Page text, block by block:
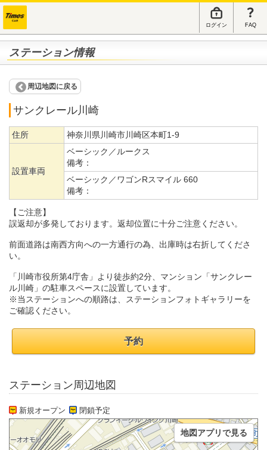
ログイン FAQ
ステーション情報
周辺地図に戻る
サンクレール川崎
住所 神奈川県川崎市川崎区本町1-9
設置車両
ベーシック／ルークス
備考：
ベーシック／ワゴンRスマイル 660
備考：
【ご注意】
誤返却が多発しております。返却位置に十分ご注意ください。
前面道路は南西方向への一方通行の為、出庫時は右折してくださ
い。
「川崎市役所第4庁舎」より徒歩約2分、マンション「サンクレー
ル川崎」の駐車スペースに設置しています。
※当ステーションへの順路は、ステーションフォトギャラリーを
ご確認ください。
予約
ステーション周辺地図
新規オープン 閉鎖予定
地図アプリで見る